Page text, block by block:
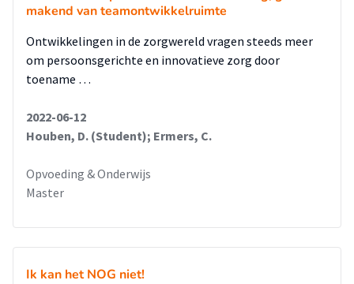
makend van teamontwikkelruimte
Ontwikkelingen in de zorgwereld vragen steeds meer
om persoonsgerichte en innovatieve zorg door
toename …
2022-06-12
Houben, D. (Student); Ermers, C.
Opvoeding & Onderwijs
Master
Ik kan het NOG niet!